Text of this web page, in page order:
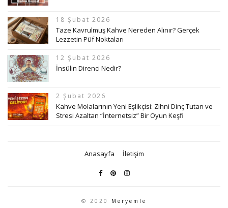
18 Şubat 2026
Taze Kavrulmuş Kahve Nereden Alınır? Gerçek
Lezzetin Püf Noktaları
12 Şubat 2026
İnsülin Direnci Nedir?
2 Şubat 2026
Kahve Molalarının Yeni Eşlikçisi: Zihni Dinç Tutan ve
Stresi Azaltan “İnternetsiz” Bir Oyun Keşfi
Anasayfa İletişim
© 2020 Meryemle